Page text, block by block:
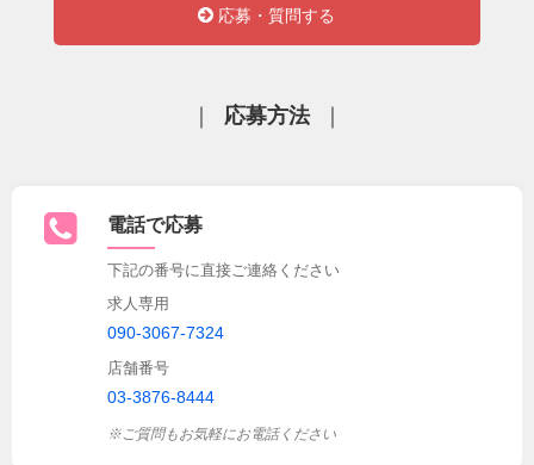
応募・質問する
応募方法
電話で応募
下記の番号に直接ご連絡ください
求人専用
090-3067-7324
店舗番号
03-3876-8444
※ご質問もお気軽にお電話ください